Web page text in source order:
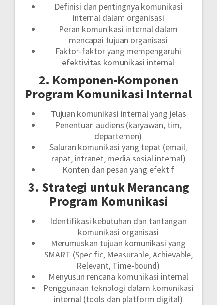
Definisi dan pentingnya komunikasi
internal dalam organisasi
Peran komunikasi internal dalam
mencapai tujuan organisasi
Faktor-faktor yang mempengaruhi
efektivitas komunikasi internal
2. Komponen-Komponen
Program Komunikasi Internal
Tujuan komunikasi internal yang jelas
Penentuan audiens (karyawan, tim,
departemen)
Saluran komunikasi yang tepat (email,
rapat, intranet, media sosial internal)
Konten dan pesan yang efektif
3. Strategi untuk Merancang
Program Komunikasi
Identifikasi kebutuhan dan tantangan
komunikasi organisasi
Merumuskan tujuan komunikasi yang
SMART (Specific, Measurable, Achievable,
Relevant, Time-bound)
Menyusun rencana komunikasi internal
Penggunaan teknologi dalam komunikasi
internal (tools dan platform digital)